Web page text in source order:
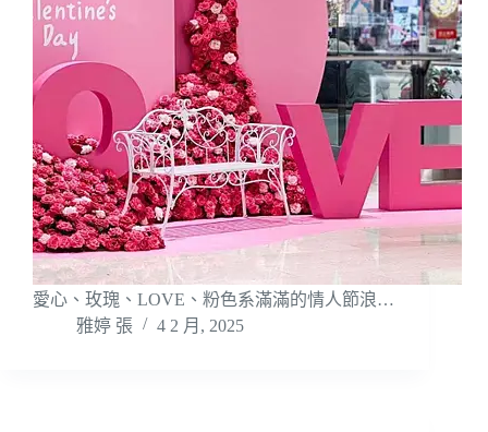
愛心、玫瑰、LOVE、粉色系滿滿的情人節浪…
雅婷 張
4 2 月, 2025